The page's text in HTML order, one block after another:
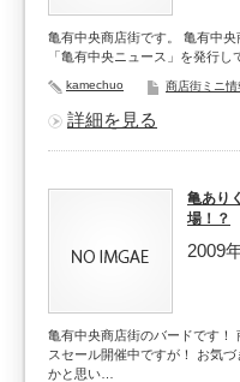
亀有中央商店街です。 亀有中
「亀有中央ニュース」を発行し
kamechuo 商店街ミニ情
詳細を見る
亀あり
場！？
2009
亀有中央商店街のバードです！
スセール開催中ですが！ お気
かと思い…